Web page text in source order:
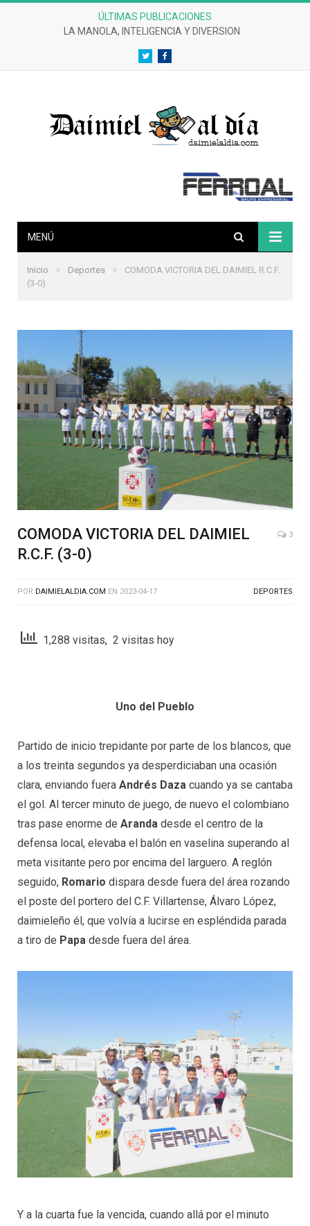
ÚLTIMAS PUBLICACIONES
LA MANOLA, INTELIGENCIA Y DIVERSION
TwitterFacebook
MENÚ
Inicio » Deportes »
COMODA VICTORIA DEL DAIMIEL R.C.F.
(3-0)
COMODA VICTORIA DEL DAIMIEL
R.C.F. (3-0)
3
POR DAIMIELALDIA.COM EN 2023-04-17 DEPORTES
1,288 visitas, 2 visitas hoy
Uno del Pueblo
Partido de inicio trepidante por parte de los blancos, que
a los treinta segundos ya desperdiciaban una ocasión
clara, enviando fuera Andrés Daza cuando ya se cantaba
el gol. Al tercer minuto de juego, de nuevo el colombiano
tras pase enorme de Aranda desde el centro de la
defensa local, elevaba el balón en vaselina superando al
meta visitante pero por encima del larguero. A reglón
seguido, Romario dispara desde fuera del área rozando
el poste del portero del C.F. Villartense, Álvaro López,
daimieleño él, que volvía a lucirse en espléndida parada
a tiro de Papa desde fuera del área.
Y a la cuarta fue la vencida, cuando allá por el minuto